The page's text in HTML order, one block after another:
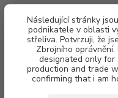
Následující stránky
podnikatele v oblasti
střeliva. Potvrzuji, že
Zbrojního
designated only
production and trade
confirming that i am